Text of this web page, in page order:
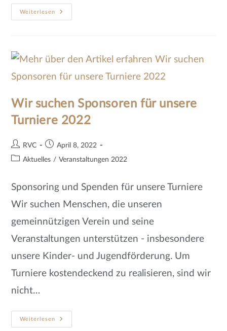
Weiterlesen
Wir suchen Sponsoren für unsere
Turniere 2022
RVC
April 8, 2022
Aktuelles / Veranstaltungen 2022
Sponsoring und Spenden für unsere Turniere
Wir suchen Menschen, die unseren
gemeinnützigen Verein und seine
Veranstaltungen unterstützen - insbesondere
unsere Kinder- und Jugendförderung. Um
Turniere kostendeckend zu realisieren, sind wir
nicht…
Weiterlesen